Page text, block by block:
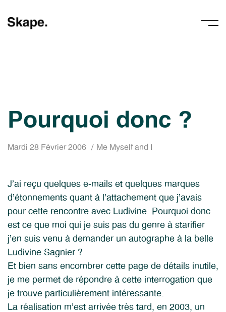
Pourquoi donc ?
Mardi 28 Février 2006 Me Myself and I
J’ai reçu quelques e-mails et quelques marques
d’étonnements quant à l’attachement que j’avais
pour cette rencontre avec Ludivine. Pourquoi donc
est ce que moi qui je suis pas du genre à starifier
j’en suis venu à demander un autographe à la belle
Ludivine Sagnier ?
Et bien sans encombrer cette page de détails inutile,
je me permet de répondre à cette interrogation que
je trouve particulièrement intéressante.
La réalisation m’est arrivée très tard, en 2003, un